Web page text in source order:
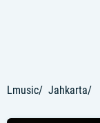
Lmusic Jahkarta